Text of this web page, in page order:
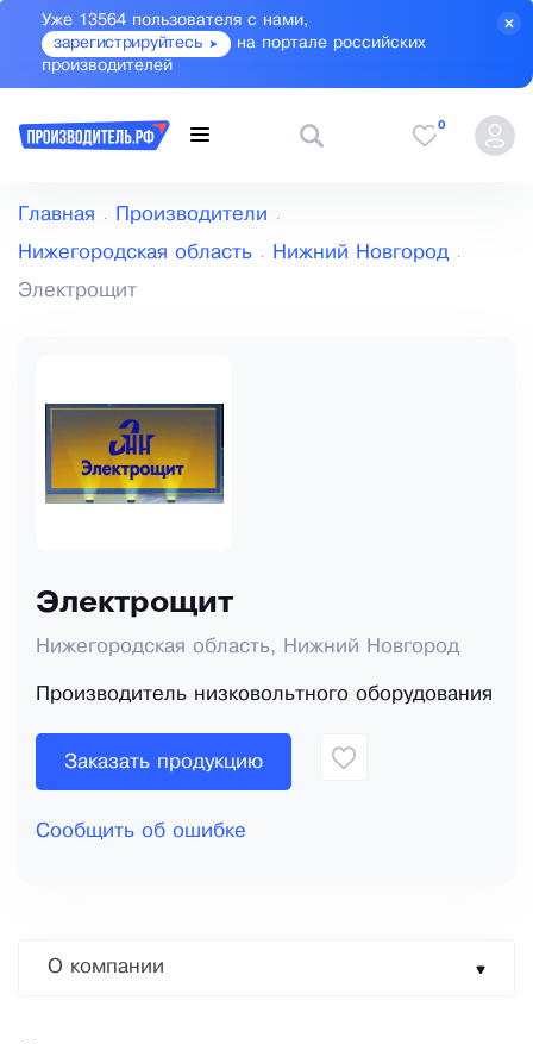
Уже 13564 пользователя с нами,
зарегистрируйтесь
на портале российских
производителей
0
Главная Производители
Нижегородская область Нижний Новгород
Электрощит
Электрощит
Нижегородская область, Нижний Новгород
Производитель низковольтного оборудования
Заказать продукцию
Сообщить об ошибке
О компании